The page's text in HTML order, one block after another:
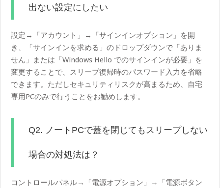
出ない設定にしたい
設定→「アカウント」→「サインインオプション」を開
き、「サインインを求める」のドロップダウンで「ありま
せん」または「Windows Hello でのサインインが必要」を
変更することで、スリープ復帰時のパスワード入力を省略
できます。ただしセキュリティリスクが高まるため、自宅
専用PCのみで行うことをお勧めします。
Q2. ノートPCで蓋を閉じてもスリープしない
場合の対処法は？
コントロールパネル→「電源オプション」→「電源ボタン